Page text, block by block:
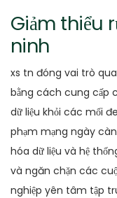
Giảm thiểu
ninh
xs tn đóng vai trò
bằng cách cung cấp
dữ liệu khỏi các mối
phạm mạng ngày
hóa dữ liệu và hệ
và ngăn chặn các
nghiệp yên tâm tập